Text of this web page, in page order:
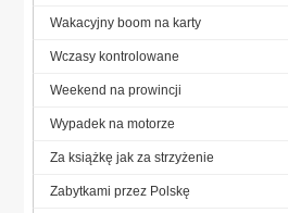
Wakacyjny boom na karty
Wczasy kontrolowane
Weekend na prowincji
Wypadek na motorze
Za książkę jak za strzyżenie
Zabytkami przez Polskę